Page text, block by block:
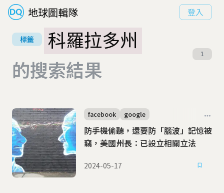
地球圖輯隊 登入
標籤
科羅拉多州
的搜索結果
1
防手機偷聽，還要防「腦波」記憶被
竊，美國州長：已設立相關立法
facebook google
2024-05-17